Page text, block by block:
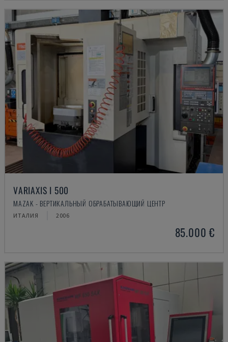
VARIAXIS I 500
MAZAK - ВЕРТИКАЛЬНЫЙ ОБРАБАТЫВАЮЩИЙ ЦЕНТР
ИТАЛИЯ 2006
85.000 €